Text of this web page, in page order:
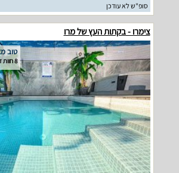
סופ"ש לא עודכן
צימרו - בקתות העץ של מרו
טוב
8 חוות דעת אמיתיות